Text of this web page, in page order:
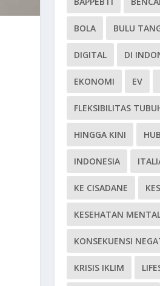
BOLA BULU
DIGITAL DI
EKONOMI EV
FLEKSIBILITAS
HINGGA KINI
INDONESIA
KE CISADANE
KESEHATAN
KONSEKUENSI
KRISIS IKLIM